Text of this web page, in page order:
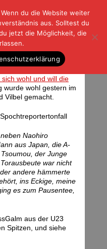
der Rest
|DATENSCHUTZ
sich wohl und will die
wurde wohl gestern im
Vilbel gemacht.
Naohiro
aus Japan, die A-
der Junge
war nicht
andere hämmerte
ins Eckige, meine
es zum Pausentee,
aus der U23
Spitzen, und siehe
du die Website weiter
aus. Solltest du
jetzt die Möglichkeit, die